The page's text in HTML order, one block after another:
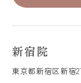
新宿院
東京都新宿区新宿